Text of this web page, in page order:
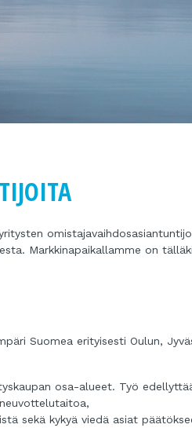
Markkinapaikallamme on
Suomea erityisesti Oulun,
osa-alueet. Työ
sekä kykyä viedä asiat